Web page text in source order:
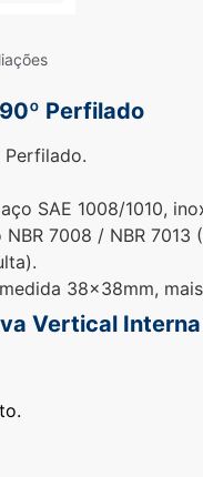
Perfilado
Perfilado.
SAE 1008/1010,
7008 / NBR
38x38mm,
Vertical